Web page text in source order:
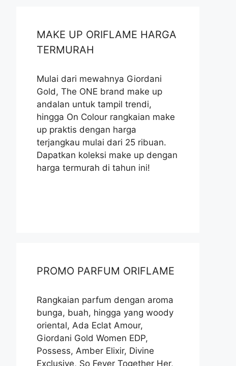
MAKE UP ORIFLAME HARGA
TERMURAH
Mulai dari mewahnya Giordani
Gold, The ONE brand make up
andalan untuk tampil trendi,
hingga On Colour rangkaian make
up praktis dengan harga
terjangkau mulai dari 25 ribuan.
Dapatkan koleksi make up dengan
harga termurah di tahun ini!
PROMO PARFUM ORIFLAME
Rangkaian parfum dengan aroma
bunga, buah, hingga yang woody
oriental, Ada Eclat Amour,
Giordani Gold Women EDP,
Possess, Amber Elixir, Divine
Exclusive, So Fever Together Her,